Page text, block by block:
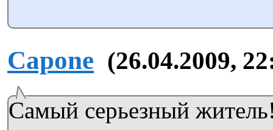
Capone (26.04.2009,
Самый серьезный